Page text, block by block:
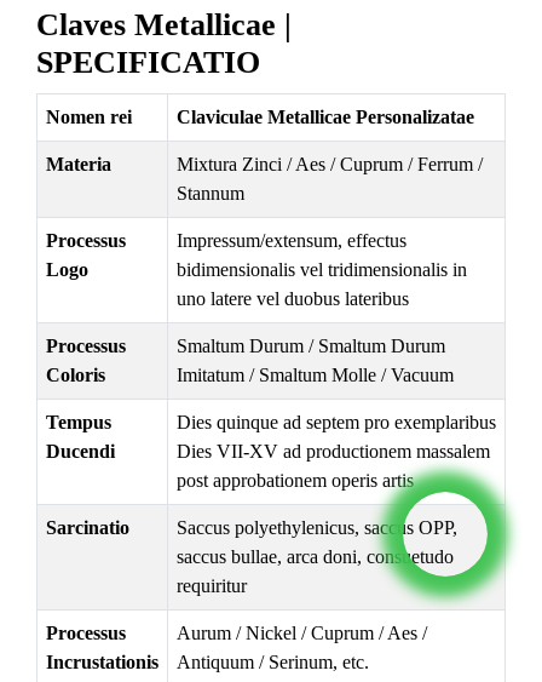
Claves Metallicae |
SPECIFICATIO
Nomen rei Claviculae Metallicae Personalizatae
Materia
Mixtura Zinci / Aes / Cuprum / Ferrum /
Stannum
Processus
Logo
Impressum/extensum, effectus
bidimensionalis vel tridimensionalis in
uno latere vel duobus lateribus
Processus
Coloris
Smaltum Durum / Smaltum Durum
Imitatum / Smaltum Molle / Vacuum
Tempus
Ducendi
Dies quinque ad septem pro exemplaribus
Dies VII-XV ad productionem massalem
post approbationem operis artis
Sarcinatio
Saccus polyethylenicus, saccus OPP,
saccus bullae, arca doni, consuetudo
requiritur
Processus
Incrustationis
Aurum / Nickel / Cuprum / Aes /
Antiquum / Serinum, etc.